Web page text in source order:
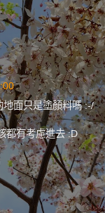
面只是塗顏料嗎 :-/
都有考慮進去 :D